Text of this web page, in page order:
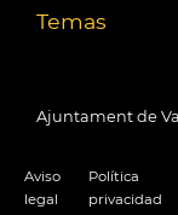
Temas
Ajuntament de
Aviso
legal
Política
privacidad